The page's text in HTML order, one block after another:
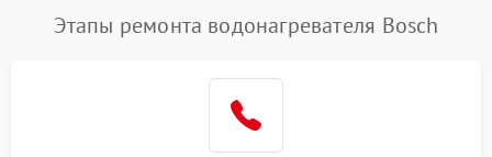
Этапы ремонта водонагревателя Bosch